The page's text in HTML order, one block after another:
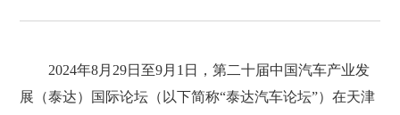
2024年8月29日至9月1日，第二十届中国汽车产业发
展（泰达）国际论坛（以下简称“泰达汽车论坛”）在天津